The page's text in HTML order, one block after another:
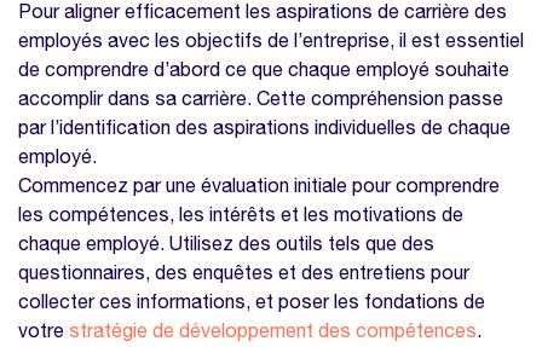
Encouragez la communication
Écoutez activement
Evaluez les performances et définissez des
d'entretien annuel
Comment mettre en place un parcours de
développement personnalisé ?
Planification
Formation et développement
Pour aligner efficacement les aspirations de carrière des
employés avec les objectifs de l’entreprise, il est essentiel
de comprendre d’abord ce que chaque employé souhaite
accomplir dans sa carrière. Cette compréhension passe
par l’identification des aspirations individuelles de chaque
employé.
Commencez par une évaluation initiale pour comprendre
les compétences, les intérêts et les motivations de
chaque employé. Utilisez des outils tels que des
questionnaires, des enquêtes et des entretiens pour
collecter ces informations, et poser les fondations de
votre stratégie de développement des compétences.